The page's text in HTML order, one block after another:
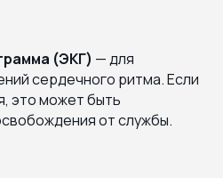
(ЭКГ) — для
сердечного ритма. Если
это может быть
от службы.